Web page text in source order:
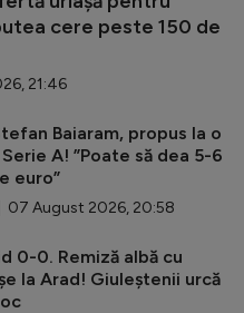
cere peste 150 de
21:46
Baiaram, propus la o
A! ”Poate să dea 5-6
euro”
07 August 2026, 20:58
0-0. Remiză albă cu
la Arad! Giuleștenii urcă